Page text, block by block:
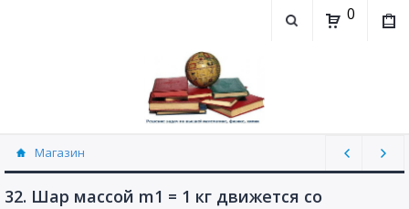
0
Магазин
Физика, химия (рассылаю Doc+PDF) (8689)
32. Шар массой m1 = 1 кг движется со